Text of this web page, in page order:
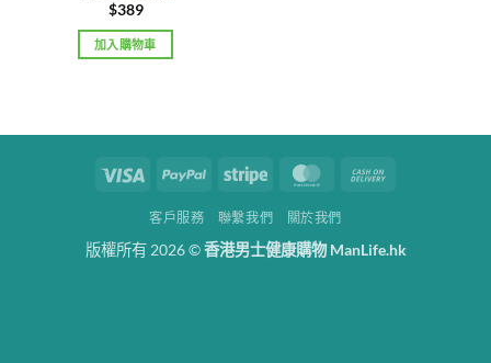
$389
加入購物車
Visa PayPal Stripe MasterCard
客戶服務 聯繫我們 關於我們
版權所有 2026 ©香港男士健康購物 ManLife.hk